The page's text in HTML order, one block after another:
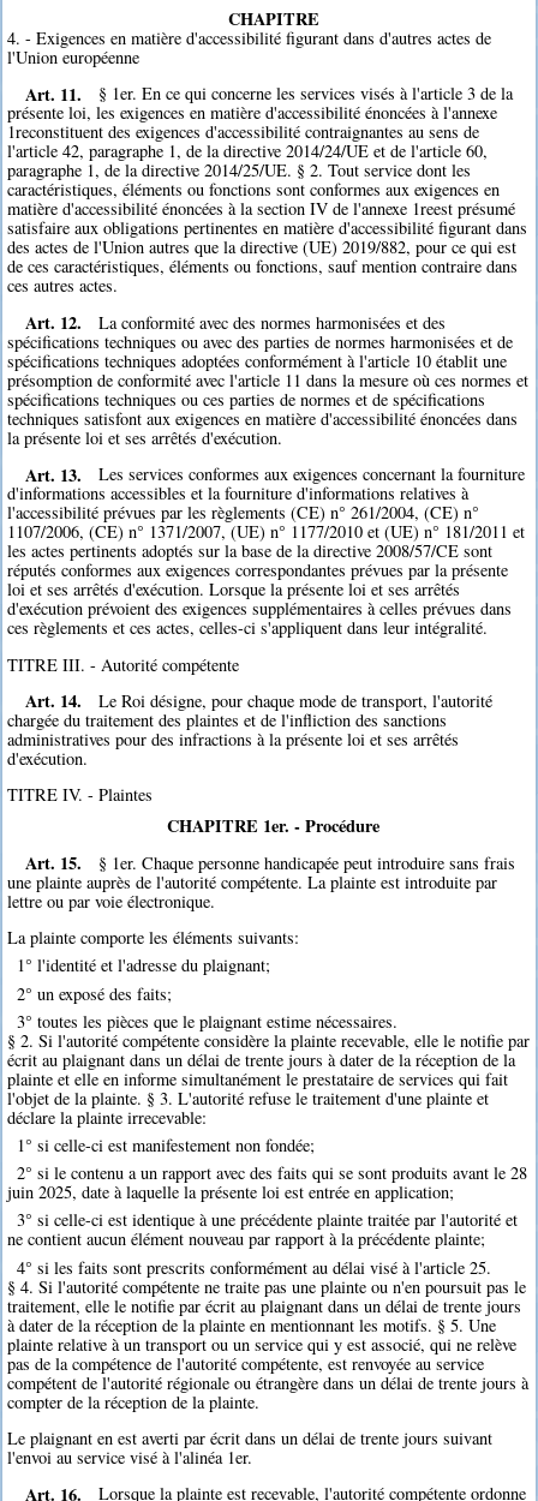
CHAPITRE
4. - Exigences en matière d'accessibilité figurant dans d'autres actes de
l'Union européenne
Art. 11.
§ 1er. En ce qui concerne les services visés à l'article 3 de la
présente loi, les exigences en matière d'accessibilité énoncées à l'annexe
1reconstituent des exigences d'accessibilité contraignantes au sens de
l'article 42, paragraphe 1, de la directive 2014/24/UE et de l'article 60,
paragraphe 1, de la directive 2014/25/UE. § 2. Tout service dont les
caractéristiques, éléments ou fonctions sont conformes aux exigences en
matière d'accessibilité énoncées à la section IV de l'annexe 1reest présumé
satisfaire aux obligations pertinentes en matière d'accessibilité figurant dans
des actes de l'Union autres que la directive (UE) 2019/882, pour ce qui est
de ces caractéristiques, éléments ou fonctions, sauf mention contraire dans
ces autres actes.
Art. 12.
La conformité avec des normes harmonisées et des
spécifications techniques ou avec des parties de normes harmonisées et de
spécifications techniques adoptées conformément à l'article 10 établit une
présomption de conformité avec l'article 11 dans la mesure où ces normes et
spécifications techniques ou ces parties de normes et de spécifications
techniques satisfont aux exigences en matière d'accessibilité énoncées dans
la présente loi et ses arrêtés d'exécution.
Art. 13.
Les services conformes aux exigences concernant la fourniture
d'informations accessibles et la fourniture d'informations relatives à
l'accessibilité prévues par les règlements (CE) n° 261/2004, (CE) n°
1107/2006, (CE) n° 1371/2007, (UE) n° 1177/2010 et (UE) n° 181/2011 et
les actes pertinents adoptés sur la base de la directive 2008/57/CE sont
réputés conformes aux exigences correspondantes prévues par la présente
loi et ses arrêtés d'exécution. Lorsque la présente loi et ses arrêtés
d'exécution prévoient des exigences supplémentaires à celles prévues dans
ces règlements et ces actes, celles-ci s'appliquent dans leur intégralité.
TITRE III. - Autorité compétente
Art. 14.
Le Roi désigne, pour chaque mode de transport, l'autorité
chargée du traitement des plaintes et de l'infliction des sanctions
administratives pour des infractions à la présente loi et ses arrêtés
d'exécution.
TITRE IV. - Plaintes
CHAPITRE 1er. - Procédure
Art. 15.
§ 1er. Chaque personne handicapée peut introduire sans frais
une plainte auprès de l'autorité compétente. La plainte est introduite par
lettre ou par voie électronique.
La plainte comporte les éléments suivants:
1° l'identité et l'adresse du plaignant;
2° un exposé des faits;
3° toutes les pièces que le plaignant estime nécessaires.
§ 2. Si l'autorité compétente considère la plainte recevable, elle le notifie par
écrit au plaignant dans un délai de trente jours à dater de la réception de la
plainte et elle en informe simultanément le prestataire de services qui fait
l'objet de la plainte. § 3. L'autorité refuse le traitement d'une plainte et
déclare la plainte irrecevable:
1° si celle-ci est manifestement non fondée;
2° si le contenu a un rapport avec des faits qui se sont produits avant le 28
juin 2025, date à laquelle la présente loi est entrée en application;
3° si celle-ci est identique à une précédente plainte traitée par l'autorité et
ne contient aucun élément nouveau par rapport à la précédente plainte;
4° si les faits sont prescrits conformément au délai visé à l'article 25.
§ 4. Si l'autorité compétente ne traite pas une plainte ou n'en poursuit pas le
traitement, elle le notifie par écrit au plaignant dans un délai de trente jours
à dater de la réception de la plainte en mentionnant les motifs. § 5. Une
plainte relative à un transport ou un service qui y est associé, qui ne relève
pas de la compétence de l'autorité compétente, est renvoyée au service
compétent de l'autorité régionale ou étrangère dans un délai de trente jours à
compter de la réception de la plainte.
Le plaignant en est averti par écrit dans un délai de trente jours suivant
l'envoi au service visé à l'alinéa 1er.
Art. 16.
Lorsque la plainte est recevable, l'autorité compétente ordonne